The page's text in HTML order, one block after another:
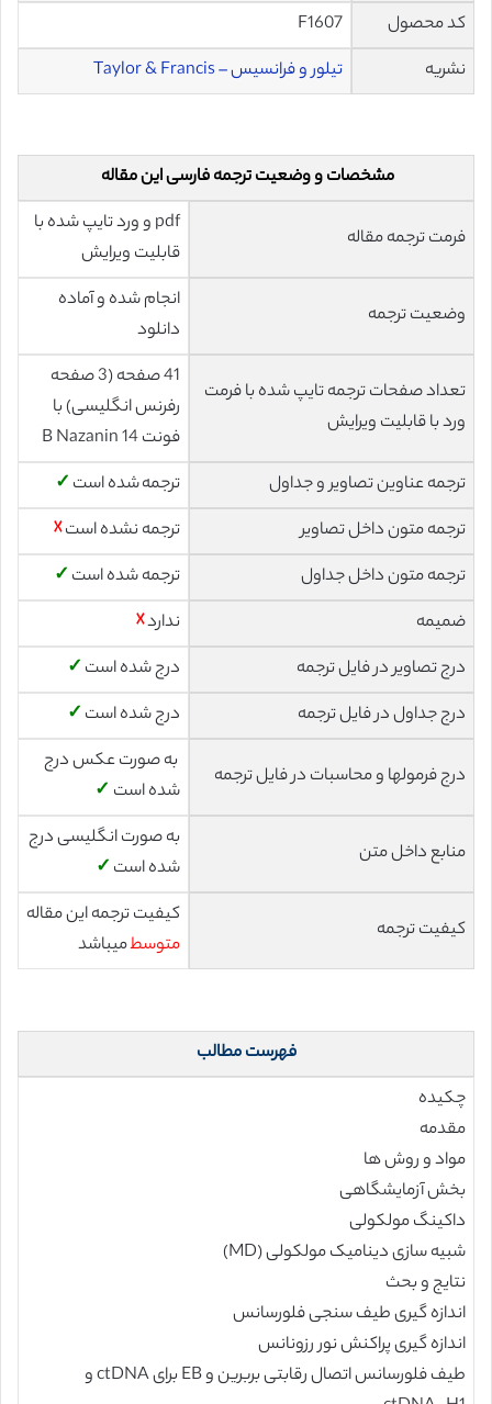
کد محصول
F1607
نشریه
تیلور و فرانسیس – Taylor & Francis
مشخصات و وضعیت ترجمه فارسی این مقاله
فرمت ترجمه مقاله
pdf و ورد تایپ شده با
قابلیت ویرایش
وضعیت ترجمه
انجام شده و آماده
دانلود
تعداد صفحات ترجمه تایپ شده با فرمت
ورد با قابلیت ویرایش
41 صفحه (3 صفحه
رفرنس انگلیسی) با
فونت 14 B Nazanin
ترجمه عناوین تصاویر و جداول
ترجمه شده است ✓
ترجمه متون داخل تصاویر
ترجمه نشده است☓
ترجمه متون داخل جداول
ترجمه شده است ✓
ضمیمه
ندارد☓
درج تصاویر در فایل ترجمه
درج شده است ✓
درج جداول در فایل ترجمه
درج شده است ✓
درج فرمولها و محاسبات در فایل ترجمه
به صورت عکس درج
شده است ✓
منابع داخل متن
به صورت انگلیسی درج
شده است ✓
کیفیت ترجمه
کیفیت ترجمه این مقاله
متوسطمیباشد
فهرست مطالب
چکیده
مقدمه
مواد و روش ها
بخش آزمایشگاهی
داکینگ مولکولی
شبیه سازی دینامیک مولکولی (MD)
نتایج و بحث
اندازه گیری طیف سنجی فلورسانس
اندازه گیری پراکنش نور رزونانس
طیف فلورسانس اتصال رقابتی بربرین و EB برای ctDNA و